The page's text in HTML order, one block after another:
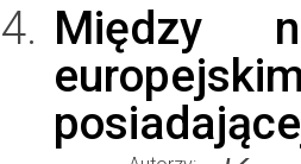
Między